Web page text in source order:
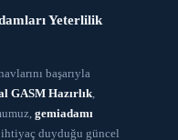
Yeterlilik
başarıyla
GASM Hazırlık
gemiadamı
ihtiyaç duyduğu güncel